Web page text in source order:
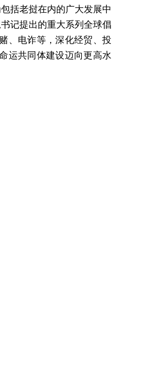
括老挝在内的广大发展中
记提出的重大系列全球倡
、电诈等，深化经贸、投
运共同体建设迈向更高水